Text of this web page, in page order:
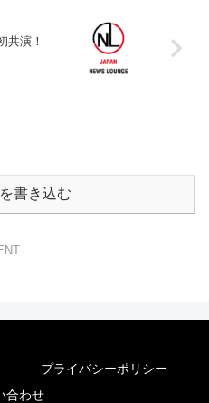
共演！
書き込む
プライバシーポリシー
合わせ